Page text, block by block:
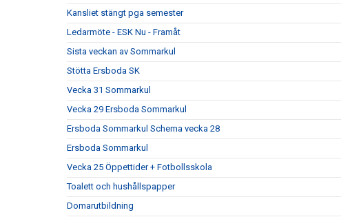
Kansliet stängt pga semester
Ledarmöte - ESK Nu - Framåt
Sista veckan av Sommarkul
Stötta Ersboda SK
Vecka 31 Sommarkul
Vecka 29 Ersboda Sommarkul
Ersboda Sommarkul Schema vecka 28
Ersboda Sommarkul
Vecka 25 Öppettider + Fotbollsskola
Toalett och hushållspapper
Domarutbildning